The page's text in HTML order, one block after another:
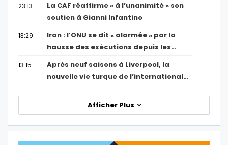
23:13
La CAF réaffirme « à l’unanimité » son
soutien à Gianni Infantino
13:29
Iran : l’ONU se dit « alarmée » par la
hausse des exécutions depuis les…
13:15
Après neuf saisons à Liverpool, la
nouvelle vie turque de l’international…
Afficher Plus